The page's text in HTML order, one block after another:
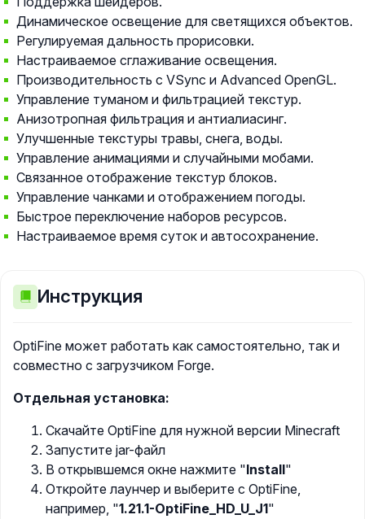
Динамическое освещение для светящихся объектов.
Регулируемая дальность прорисовки.
Настраиваемое сглаживание освещения.
Производительность с VSync и Advanced OpenGL.
Управление туманом и фильтрацией текстур.
Анизотропная фильтрация и антиалиасинг.
Улучшенные текстуры травы, снега, воды.
Управление анимациями и случайными мобами.
Связанное отображение текстур блоков.
Управление чанками и отображением погоды.
Быстрое переключение наборов ресурсов.
Настраиваемое время суток и автосохранение.
Инструкция
OptiFine может работать как самостоятельно, так и
совместно с загрузчиком Forge.
Отдельная установка:
Скачайте OptiFine для нужной версии Minecraft
Запустите jar-файл
В открывшемся окне нажмите "Install"
Откройте лаунчер и выберите с OptiFine,
например, "1.21.1-OptiFine_HD_U_J1"